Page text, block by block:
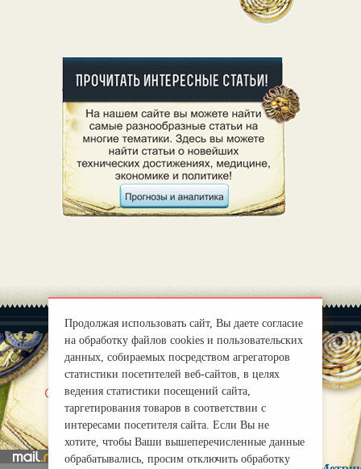
О нас |
mirprognoz@mail.ru
Продолжая использовать сайт, Вы даете согласие
на обработку файлов cookies и пользовательских
данных, собираемых посредством агрегаторов
статистики посетителей веб-сайтов, в целях
ведения статистики посещений сайта,
таргетирования товаров в соответствии с
интересами посетителя сайта. Если Вы не
хотите, чтобы Ваши вышеперечисленные данные
обрабатывались, просим отключить обработку